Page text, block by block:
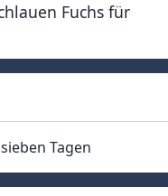
Fuchs für
Tagen